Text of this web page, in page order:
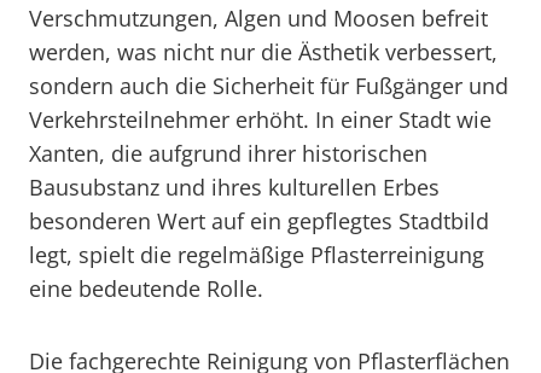
Verschmutzungen, Algen und Moosen befreit
werden, was nicht nur die Ästhetik verbessert,
sondern auch die Sicherheit für Fußgänger und
Verkehrsteilnehmer erhöht. In einer Stadt wie
Xanten, die aufgrund ihrer historischen
Bausubstanz und ihres kulturellen Erbes
besonderen Wert auf ein gepflegtes Stadtbild
legt, spielt die regelmäßige Pflasterreinigung
eine bedeutende Rolle.
Die fachgerechte Reinigung von Pflasterflächen